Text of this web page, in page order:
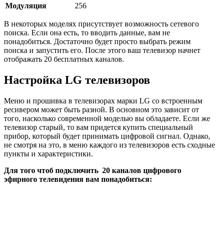
Модуляция
256
В некоторых моделях присутствует возможность сетевого
поиска. Если она есть, то вводить данные, вам не
понадобиться. Достаточно будет просто выбрать режим
поиска и запустить его. После этого ваш телевизор начнет
отображать 20 бесплатных каналов.
Настройка LG телевизоров
Меню и прошивка в телевизорах марки LG со встроенным
ресивером может быть разной. В основном это зависит от
того, насколько современной моделью вы обладаете. Если же
телевизор старый, то вам придется купить специальный
прибор, который будет принимать цифровой сигнал. Однако,
не смотря на это, в меню каждого из телевизоров есть сходные
пункты и характеристики.
Для того чтоб подключить 20 каналов цифрового
эфирного телевидения вам понадобиться: